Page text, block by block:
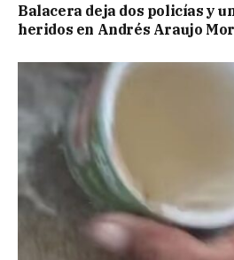
Balacera deja dos policías y
heridos en Andrés Araujo